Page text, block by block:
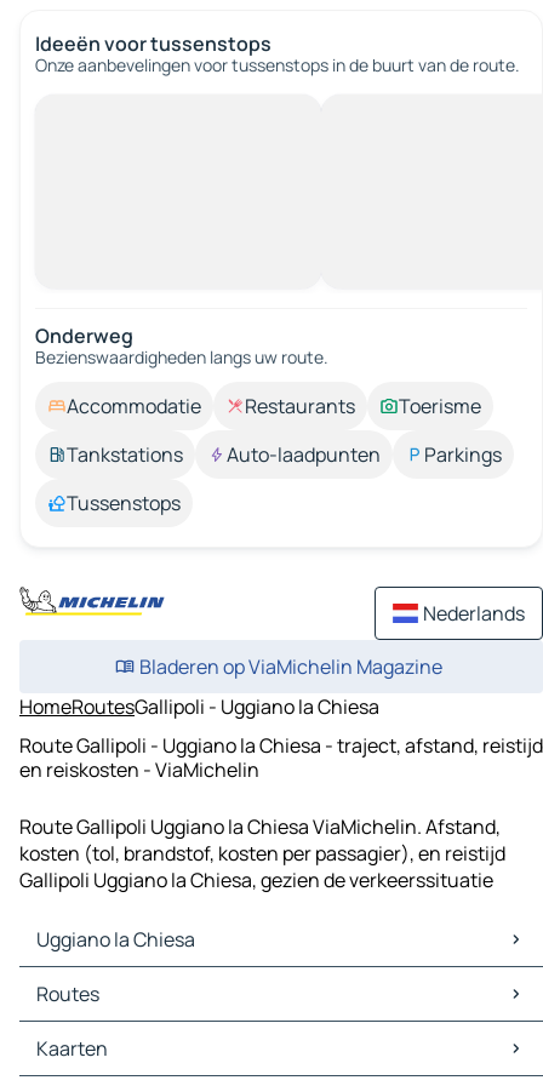
Ideeën voor tussenstops
Onze aanbevelingen voor tussenstops in de buurt van de route.
Onderweg
Bezienswaardigheden langs uw route.
Accommodatie Restaurants
Toerisme
Tankstations
Auto-laadpunten
Parkings
Tussenstops
Nederlands
Bladeren op ViaMichelin Magazine
HomeRoutesGallipoli - Uggiano la Chiesa
Route Gallipoli - Uggiano la Chiesa - traject, afstand, reistijd
en reiskosten - ViaMichelin
Route Gallipoli Uggiano la Chiesa ViaMichelin. Afstand,
kosten (tol, brandstof, kosten per passagier), en reistijd
Gallipoli Uggiano la Chiesa, gezien de verkeerssituatie
Uggiano la Chiesa
Uggiano la Chiesa Kaarten
Uggiano la Chiesa Verkeer
Uggiano la Chiesa Hotels
Uggiano la Chiesa Restaurants
Routes
Routes Uggiano la Chiesa - Otranto
Routes Uggiano la Chiesa - Maglie
Kaarten